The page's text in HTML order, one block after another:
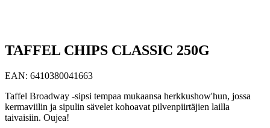
TAFFEL CHIPS CLASSIC 250G
EAN: 6410380041663
Taffel Broadway -sipsi tempaa mukaansa herkkushow'hun, jossa
kermaviilin ja sipulin sävelet kohoavat pilvenpiirtäjien lailla
taivaisiin. Oujea!